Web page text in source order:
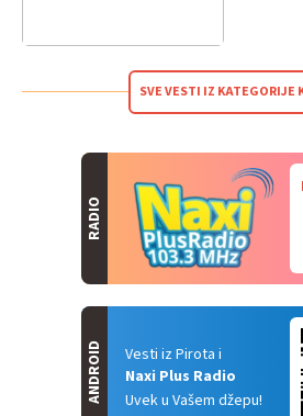
SVE VESTI IZ KATEGORIJE
RADIO
Vesti iz Pirota i
Naxi Plus Radio
Uvek u Vašem džepu!
ANDROID